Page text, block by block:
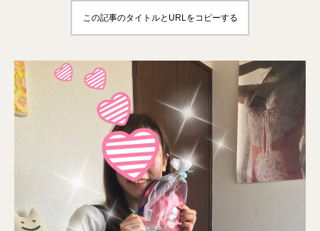
この記事のタイトルとURLをコピーする